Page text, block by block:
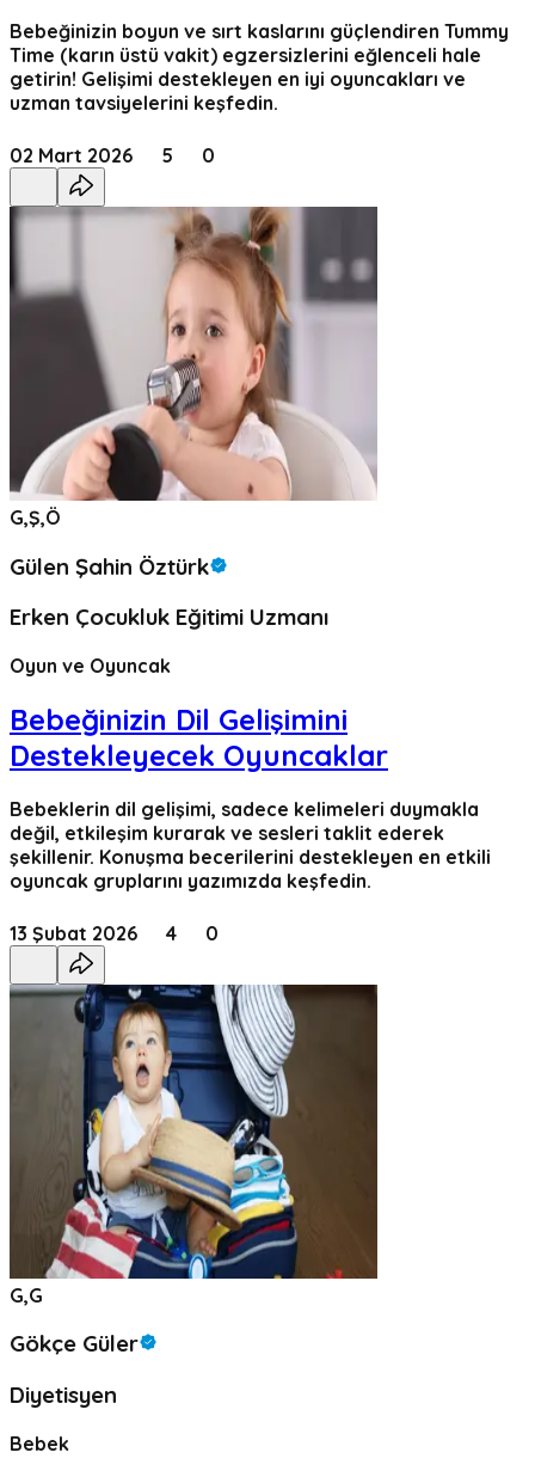
Bebeğinizin boyun ve sırt kaslarını güçlendiren Tummy
Time (karın üstü vakit) egzersizlerini eğlenceli hale
getirin! Gelişimi destekleyen en iyi oyuncakları ve
uzman tavsiyelerini keşfedin.
02 Mart 2026 5 0
G,Ş,Ö
Gülen Şahin Öztürk
Erken Çocukluk Eğitimi Uzmanı
Oyun ve Oyuncak
Bebeğinizin Dil Gelişimini
Destekleyecek Oyuncaklar
Bebeklerin dil gelişimi, sadece kelimeleri duymakla
değil, etkileşim kurarak ve sesleri taklit ederek
şekillenir. Konuşma becerilerini destekleyen en etkili
oyuncak gruplarını yazımızda keşfedin.
13 Şubat 2026 4 0
G,G
Gökçe Güler
Diyetisyen
Bebek